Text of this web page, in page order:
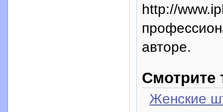
http://
авторе.
Смотрите
Женские